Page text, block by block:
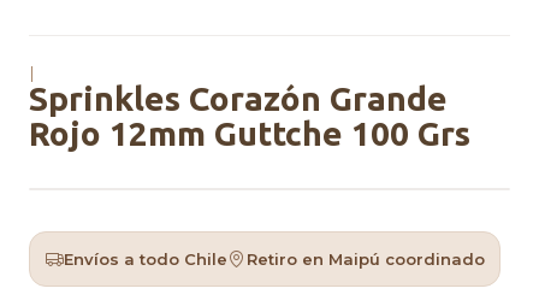
|
Sprinkles Corazón Grande
Rojo 12mm Guttche 100 Grs
Envíos a todo Chile Retiro en Maipú coordinado